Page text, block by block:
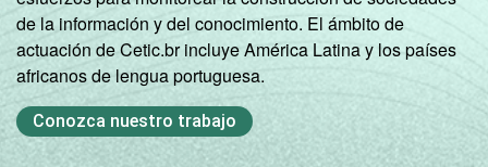
de la información y del conocimiento. El ámbito de
actuación de Cetic.br incluye América Latina y los países
africanos de lengua portuguesa.
Conozca nuestro trabajo